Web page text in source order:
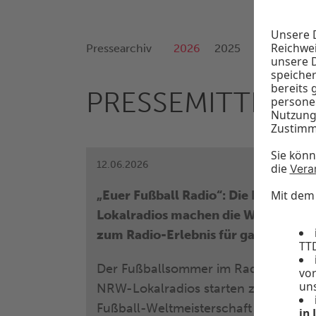
Pressearchiv 2026 2025 2024
12.06.2026
„Euer Fußball Radio“: Die NRW-
Lokalradios machen die WM 2026
zum Radio-Erlebnis für ganz NRW
Der Fußballsommer im Radio: Die
NRW-Lokalradios starten zur
Fußball-Weltmeisterschaft 2026, die